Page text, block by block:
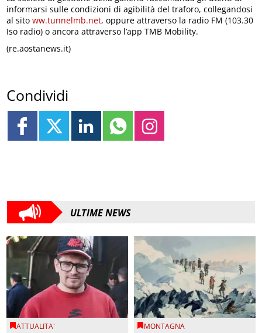
informarsi sulle condizioni di agibilità del traforo, collegandosi
al sitoww.tunnelmb.net, oppure attraverso la radio FM (103.30
Iso radio) o ancora attraverso l’app TMB Mobility.
(re.aostanews.it)
Condividi
ULTIME NEWS
ATTUALITA' MONTAGNA